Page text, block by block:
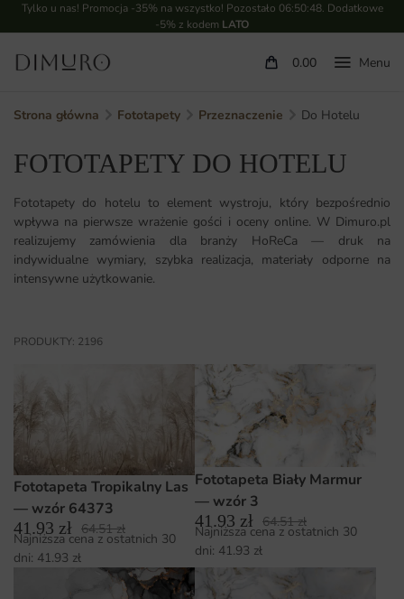
Tylko u nas! Promocja -35% na wszystko! Pozostało 06:50:46. Dodatkowe
-5% z kodem LATO
0.00
Strona główna Fototapety Przeznaczenie Do Hotelu
FOTOTAPETY DO HOTELU
Fototapety do hotelu to element wystroju, który bezpośrednio
wpływa na pierwsze wrażenie gości i oceny online. W Dimuro.pl
realizujemy zamówienia dla branży HoReCa — druk na
indywidualne wymiary, szybka realizacja, materiały odporne na
intensywne użytkowanie.
PRODUKTY: 2196
Fototapeta Tropikalny Las
— wzór 64373
41.93 zł 64.51zł
Najniższa cena z ostatnich 30
dni: 41.93 zł
Fototapeta Biały Marmur
— wzór 3
41.93 zł 64.51zł
Najniższa cena z ostatnich 30
dni: 41.93 zł